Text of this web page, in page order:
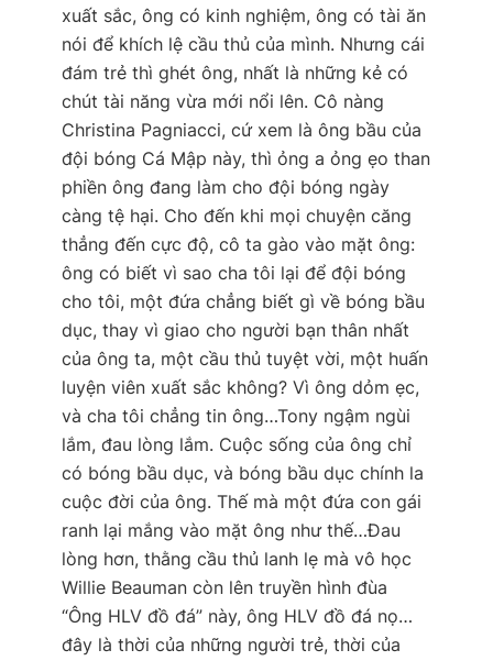
xuất sắc, ông có kinh nghiệm, ông có tài ăn
nói để khích lệ cầu thủ của mình. Nhưng cái
đám trẻ thì ghét ông, nhất là những kẻ có
chút tài năng vừa mới nổi lên. Cô nàng
Christina Pagniacci, cứ xem là ông bầu của
đội bóng Cá Mập này, thì ỏng a ỏng ẹo than
phiền ông đang làm cho đội bóng ngày
càng tệ hại. Cho đến khi mọi chuyện căng
thẳng đến cực độ, cô ta gào vào mặt ông:
ông có biết vì sao cha tôi lại để đội bóng
cho tôi, một đứa chẳng biết gì về bóng bầu
dục, thay vì giao cho người bạn thân nhất
của ông ta, một cầu thủ tuyệt vời, một huấn
luyện viên xuất sắc không? Vì ông dỏm ẹc,
và cha tôi chẳng tin ông…Tony ngậm ngùi
lắm, đau lòng lắm. Cuộc sống của ông chỉ
có bóng bầu dục, và bóng bầu dục chính la
cuộc đời của ông. Thế mà một đứa con gái
ranh lại mắng vào mặt ông như thế…Đau
lòng hơn, thằng cầu thủ lanh lẹ mà vô học
Willie Beauman còn lên truyền hình đùa
“Ông HLV đồ đá” này, ông HLV đồ đá nọ…
đây là thời của những người trẻ, thời của